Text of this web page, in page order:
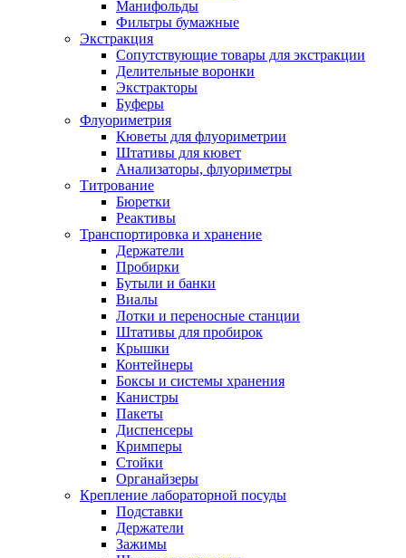
Манифольды
Фильтры бумажные
Экстракция
Сопутствующие товары для экстракции
Делительные воронки
Экстракторы
Буферы
Флуориметрия
Кюветы для флуориметрии
Штативы для кювет
Анализаторы, флуориметры
Титрование
Бюретки
Реактивы
Транспортировка и хранение
Держатели
Пробирки
Бутыли и банки
Виалы
Лотки и переносные станции
Штативы для пробирок
Крышки
Контейнеры
Боксы и системы хранения
Канистры
Пакеты
Диспенсеры
Кримперы
Стойки
Органайзеры
Крепление лабораторной посуды
Подставки
Держатели
Зажимы